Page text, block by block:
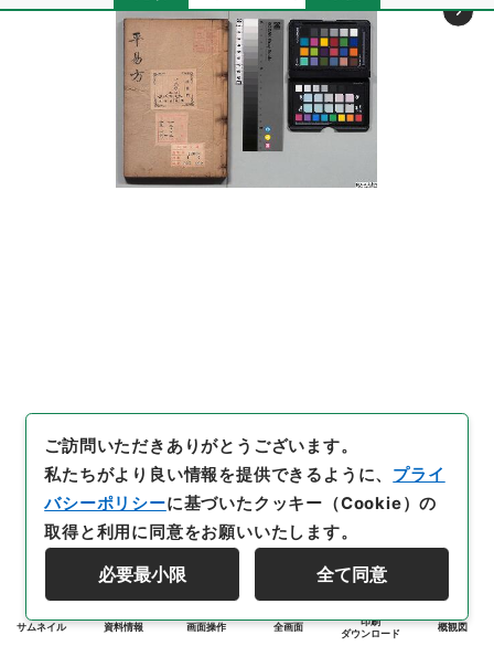
サムネイル 資料情報 画面操作 全画面
印刷
ダウンロード
概観図
ご訪問いただきありがとうございます。
私たちがより良い情報を提供できるように、 プライ
バシーポリシーに基づいたクッキー（Cookie）の
取得と利用に同意をお願いいたします。
必要最小限 全て同意